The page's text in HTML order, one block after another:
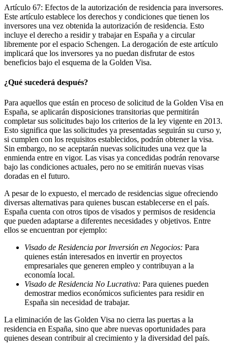
Artículo 67: Efectos de la autorización de residencia para inversores.
Este artículo establece los derechos y condiciones que tienen los
inversores una vez obtenida la autorización de residencia. Esto
incluye el derecho a residir y trabajar en España y a circular
libremente por el espacio Schengen. La derogación de este artículo
implicará que los inversores ya no puedan disfrutar de estos
beneficios bajo el esquema de la Golden Visa.
¿Qué sucederá después?
Para aquellos que están en proceso de solicitud de la Golden Visa en
España, se aplicarán disposiciones transitorias que permitirán
completar sus solicitudes bajo los criterios de la ley vigente en 2013.
Esto significa que las solicitudes ya presentadas seguirán su curso y,
si cumplen con los requisitos establecidos, podrán obtener la visa.
Sin embargo, no se aceptarán nuevas solicitudes una vez que la
enmienda entre en vigor. Las visas ya concedidas podrán renovarse
bajo las condiciones actuales, pero no se emitirán nuevas visas
doradas en el futuro.
A pesar de lo expuesto, el mercado de residencias sigue ofreciendo
diversas alternativas para quienes buscan establecerse en el país.
España cuenta con otros tipos de visados y permisos de residencia
que pueden adaptarse a diferentes necesidades y objetivos. Entre
ellos se encuentran por ejemplo:
Visado de Residencia por Inversión en Negocios: Para
quienes están interesados en invertir en proyectos
empresariales que generen empleo y contribuyan a la
economía local.
Visado de Residencia No Lucrativa: Para quienes pueden
demostrar medios económicos suficientes para residir en
España sin necesidad de trabajar.
La eliminación de las Golden Visa no cierra las puertas a la
residencia en España, sino que abre nuevas oportunidades para
quienes desean contribuir al crecimiento y la diversidad del país.